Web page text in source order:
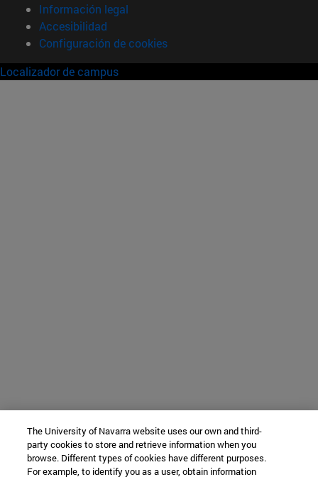
Información legal
Accesibilidad
Configuración de cookies
Localizador de campus
The University of Navarra website uses our own and third-
party cookies to store and retrieve information when you
browse. Different types of cookies have different purposes.
For example, to identify you as a user, obtain information